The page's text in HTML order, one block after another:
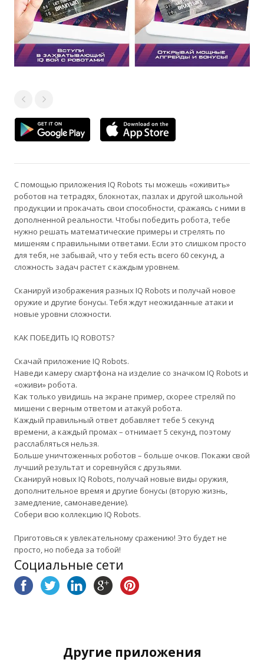
С помощью приложения IQ Robots ты можешь «оживить»
роботов на тетрадях, блокнотах, пазлах и другой школьной
продукции и прокачать свои способности, сражаясь с ними в
дополненной реальности. Чтобы победить робота, тебе
нужно решать математические примеры и стрелять по
мишеням с правильными ответами. Если это слишком просто
для тебя, не забывай, что у тебя есть всего 60 секунд, а
сложность задач растет с каждым уровнем.
Сканируй изображения разных IQ Robots и получай новое
оружие и другие бонусы. Тебя ждут неожиданные атаки и
новые уровни сложности.
КАК ПОБЕДИТЬ IQ ROBOTS?
Скачай приложение IQ Robots.
Наведи камеру смартфона на изделие со значком IQ Robots и
«оживи» робота.
Как только увидишь на экране пример, скорее стреляй по
мишени с верным ответом и атакуй робота.
Каждый правильный ответ добавляет тебе 5 секунд
времени, а каждый промах – отнимает 5 секунд, поэтому
расслабляться нельзя.
Больше уничтоженных роботов – больше очков. Покажи свой
лучший результат и соревнуйся с друзьями.
Сканируй новых IQ Robots, получай новые виды оружия,
дополнительное время и другие бонусы (вторую жизнь,
замедление, самонаведение).
Собери всю коллекцию IQ Robots.
Приготовься к увлекательному сражению! Это будет не
просто, но победа за тобой!
Социальные сети
Другие приложения